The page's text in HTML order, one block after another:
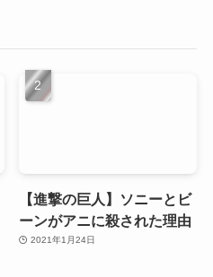
【進撃の巨人】ソニーとビ
ーンがアニに殺された理由
2021年1月24日